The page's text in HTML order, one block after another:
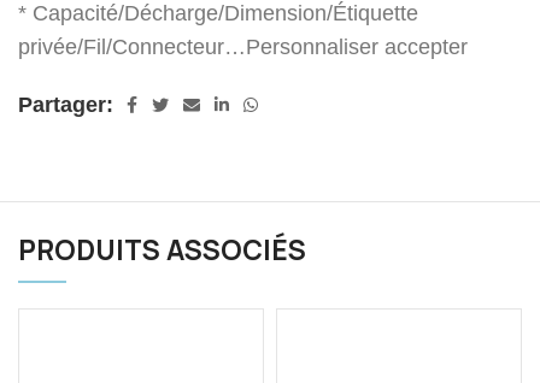
* Capacité/Décharge/Dimension/Étiquette
privée/Fil/Connecteur…Personnaliser accepter
Partager:
PRODUITS ASSOCIÉS